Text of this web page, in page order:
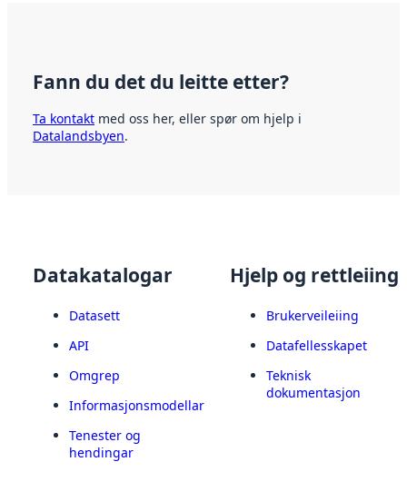
Fann du det du leitte etter?
Ta kontakt med oss her, eller spør om hjelp i
Datalandsbyen.
Datakatalogar
Datasett
API
Omgrep
Informasjonsmodellar
Tenester og
hendingar
Hjelp og rettleiing
Brukerveileiing
Datafellesskapet
Teknisk
dokumentasjon